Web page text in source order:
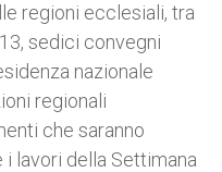
regioni ecclesiali, tra
sedici convegni
nazionale
regionali
che saranno
lavori della Settimana